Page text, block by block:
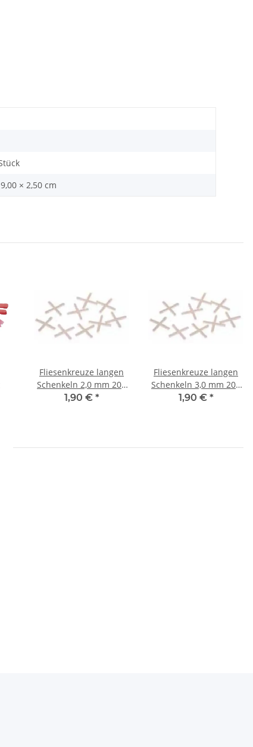
× 2,50 cm
Fliesenkreuze langen
Schenkeln 2,0 mm 200
St
1,90 € *
Fliesenkreuze langen
Schenkeln 3,0 mm 200
St
1,90 € *